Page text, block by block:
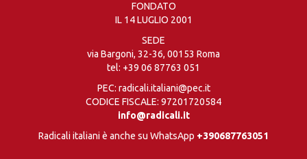
FONDATO
IL 14 LUGLIO 2001
SEDE
via Bargoni, 32-36, 00153 Roma
tel: +39 06 87763 051
PEC: radicali.italiani@pec.it
CODICE FISCALE: 97201720584
info@radicali.it
Radicali italiani è anche su WhatsApp +390687763051